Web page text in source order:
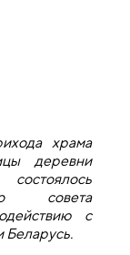
храма
деревни
совета
с